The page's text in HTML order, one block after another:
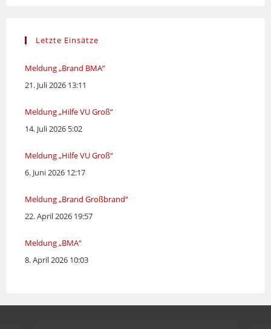
Letzte Einsätze
Meldung „Brand BMA“
21. Juli 2026 13:11
Meldung „Hilfe VU Groß“
14. Juli 2026 5:02
Meldung „Hilfe VU Groß“
6. Juni 2026 12:17
Meldung „Brand Großbrand“
22. April 2026 19:57
Meldung „BMA“
8. April 2026 10:03